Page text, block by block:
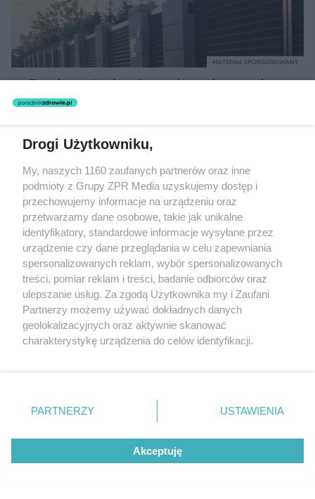
Beninca. Najszybsza, bezpieczna i
nowoczesna automatyka do bram
MATERIAŁ SPONSOROWANY
WSPÓŁPRACUJĄ Z NAMI:
Żaden utwór zamieszczony w serwisie nie może być powielany i
lub wykorzystanie utworów w całości lub w części z naruszeniem
prawa, tzn. bez właściwej zgody, jest zabronione pod groźbą kary i
Drogi Użytkowniku,
My, naszych 1160 zaufanych partnerów oraz inne
podmioty z Grupy ZPR Media uzyskujemy dostęp i
przechowujemy informacje na urządzeniu oraz
przetwarzamy dane osobowe, takie jak unikalne
identyfikatory, standardowe informacje wysyłane przez
urządzenie czy dane przeglądania w celu zapewniania
spersonalizowanych reklam, wybór spersonalizowanych
treści, pomiar reklam i treści, badanie odbiorców oraz
ulepszanie usług. Za zgodą Użytkownika my i Zaufani
Partnerzy możemy używać dokładnych danych
geolokalizacyjnych oraz aktywnie skanować
charakterystykę urządzenia do celów identyfikacji.
zmienić/wycofać klikając przycisk ustawień prywatności
znajdujący się w lewym dolnym rogu strony
rodzaje przetwarzania danych nie wymagają zgody
użytkownika, ale masz prawo sprzeciwić się takiemu
przetwarzaniu. Preferencje będą miały zastosowanie tylko
PARTNERZY USTAWIENIA
Akceptuję